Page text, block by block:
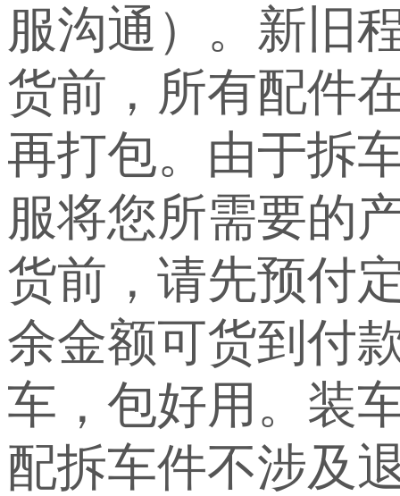
服沟通）。新旧
货前，所有配件
再打包。由于拆
服将您所需要的
货前，请先预付
余金额可货到付
车，包好用。装
配拆车件不涉及